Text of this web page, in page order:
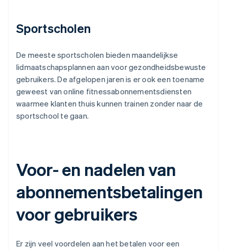
Sportscholen
De meeste sportscholen bieden maandelijkse
lidmaatschapsplannen aan voor gezondheidsbewuste
gebruikers. De afgelopen jaren is er ook een toename
geweest van online fitnessabonnementsdiensten
waarmee klanten thuis kunnen trainen zonder naar de
sportschool te gaan.
Voor- en nadelen van
abonnementsbetalingen
voor gebruikers
Er zijn veel voordelen aan het betalen voor een